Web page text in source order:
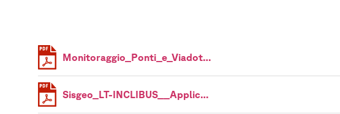
Monitoraggio_Ponti_e_Viadotti_ITA_06_2016
Sisgeo_LT-INCLIBUS__Applications